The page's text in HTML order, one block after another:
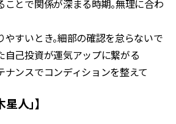
ことで関係が深まる時期。無理に合わ
やすいとき。細部の確認を怠らないで
自己投資が運気アップに繋がる
ナンスでコンディションを整えて
人」】